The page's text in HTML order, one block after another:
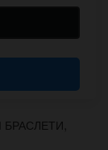
БРАСЛЕТИ,